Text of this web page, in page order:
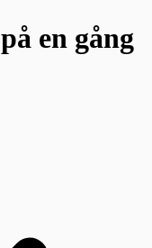
på en gång